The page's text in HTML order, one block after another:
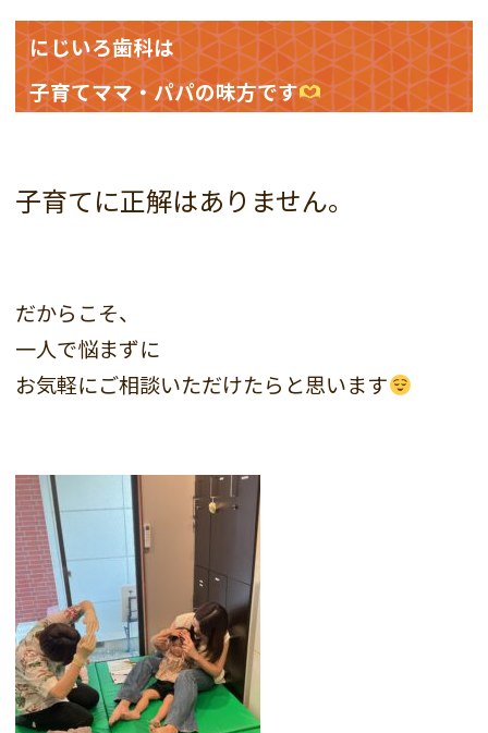
にじいろ歯科は
子育てママ・パパの味方です
子育てに正解はありません。
だからこそ、
一人で悩まずに
お気軽にご相談いただけたらと思います